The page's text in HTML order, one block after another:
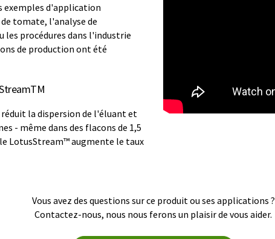
exemples d'application
tomate, l'analyse de
les procédures dans l'industrie
de production ont été
la dispersion de l'éluant et
- même dans des flacons de 1,5
LotusStream™ augmente le taux
Vous avez des questions sur ce produit ou ses applications ?
Contactez-nous, nous nous ferons un plaisir de vous aider.